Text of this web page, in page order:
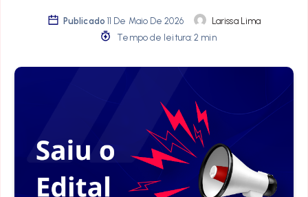
Publicado 11 De Maio De 2026
Larissa Lima
Tempo de leitura: 2 min